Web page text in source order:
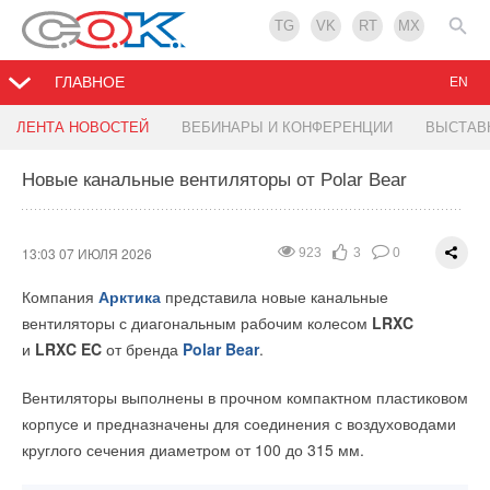
TG VK RT MX
ГЛАВНОЕ
ЛЕНТА НОВОСТЕЙ ВЕБИНАРЫ И КОНФЕРЕНЦИИ
EN
Новые канальные вентиляторы от Polar Bear
923 3 0
13:03 07 ИЮЛЯ 2026
Компания Арктика представила новые канальные
вентиляторы с диагональным рабочим колесом LRXC
и LRXC EC от бренда Polar Bear.
Вентиляторы выполнены в прочном компактном пластиковом
корпусе и предназначены для соединения с воздуховодами
круглого сечения диаметром от 100 до 315 мм.
Компания Rols Isomarket расширила линейку
1048 2 0
13:45 06 ИЮЛЯ 2026
Rols Isomarketсообщила о расширении линейки
начале продажи монтажного комплекта трубок Energoflex®
Acoustic с прочным полимерным покрытием чёрного цвета.
Гибридная энергосистема поможет Кубе
970 1 0
11:55 06 ИЮЛЯ 2026